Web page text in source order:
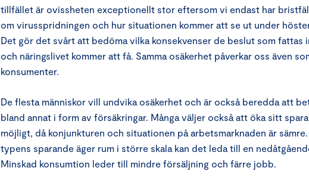
tillfället är ovissheten exceptionellt stor eftersom vi endast har
om virusspridningen och hur situationen kommer att se ut under
Det gör det svårt att bedöma vilka konsekvenser de beslut som fattas
och näringslivet kommer att få. Samma osäkerhet påverkar oss även
konsumenter.
De flesta människor vill undvika osäkerhet och är också beredda att
bland annat i form av försäkringar. Många väljer också att öka sitt
möjligt, då konjunkturen och situationen på arbetsmarknaden är
typens sparande äger rum i större skala kan det leda till en
Minskad konsumtion leder till mindre försäljning och färre jobb.